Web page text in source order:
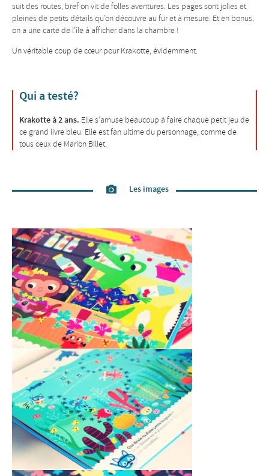
suit des routes, bref on vit de folles aventures. Les pages sont jolies et
pleines de petits détails qu’on découvre au fur et à mesure. Et en bonus,
on a une carte de l’île à afficher dans la chambre !
Un véritable coup de cœur pour Krakotte, évidemment.
Qui a testé?
Krakotte à 2 ans. Elle s’amuse beaucoup à faire chaque petit jeu de
ce grand livre bleu. Elle est fan ultime du personnage, comme de
tous ceux de Marion Billet.
Les images